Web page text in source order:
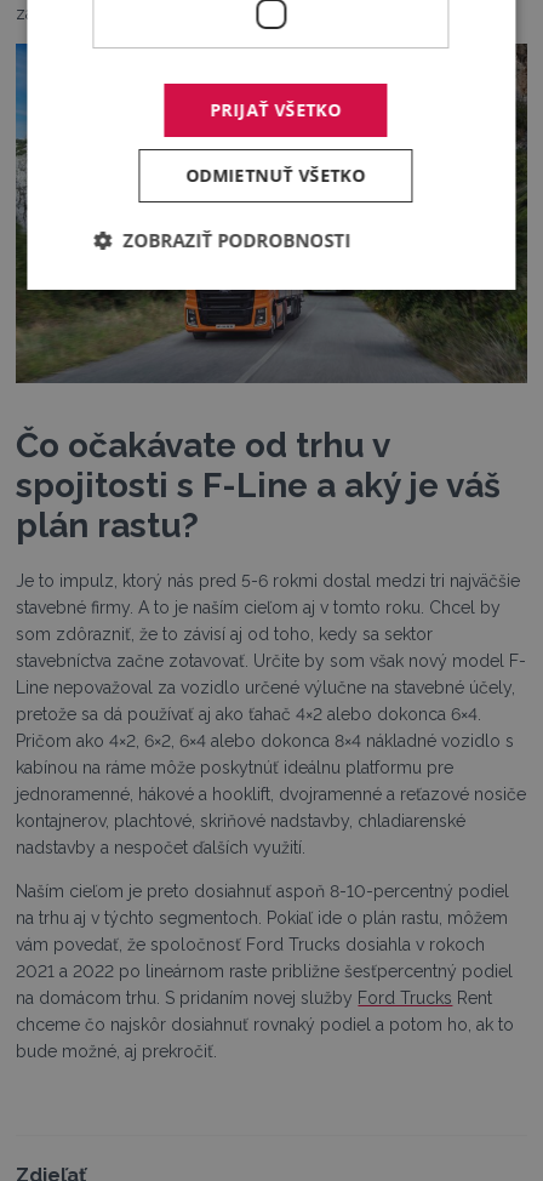
zaznamenáme, budeme schopní rýchlo reagovať.
Čo očakávate od trhu v
spojitosti s F-Line a aký je váš
plán rastu?
Je to impulz, ktorý nás pred 5-6 rokmi dostal medzi tri najväčšie
stavebné firmy. A to je naším cieľom aj v tomto roku. Chcel by
som zdôrazniť, že to závisí aj od toho, kedy sa sektor
stavebníctva začne zotavovať. Určite by som však nový model F-
Line nepovažoval za vozidlo určené výlučne na stavebné účely,
pretože sa dá používať aj ako ťahač 4×2 alebo dokonca 6×4.
Pričom ako 4×2, 6×2, 6×4 alebo dokonca 8×4 nákladné vozidlo s
kabínou na ráme môže poskytnúť ideálnu platformu pre
jednoramenné, hákové a hooklift, dvojramenné a reťazové nosiče
kontajnerov, plachtové, skriňové nadstavby, chladiarenské
nadstavby a nespočet ďalších využití.
Naším cieľom je preto dosiahnuť aspoň 8-10-percentný podiel
na trhu aj v týchto segmentoch. Pokiaľ ide o plán rastu, môžem
vám povedať, že spoločnosť Ford Trucks dosiahla v rokoch
2021 a 2022 po lineárnom raste približne šesťpercentný podiel
na domácom trhu. S pridaním novej služby Ford Trucks Rent
chceme čo najskôr dosiahnuť rovnaký podiel a potom ho, ak to
bude možné, aj prekročiť.
Zdieľať
PRIJAŤ VŠETKO
ODMIETNUŤ VŠETKO
ZOBRAZIŤ PODROBNOSTI